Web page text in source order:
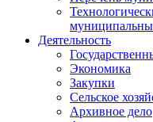
Деятельность
Экономика
Закупки
Сельское
Архивное дело